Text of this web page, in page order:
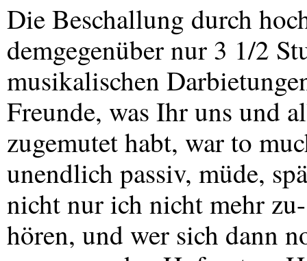
Die Beschallung durch
demgegenüber nur 3 1/2
musikalischen
Freunde, was Ihr uns und
zugemutet habt, war to
unendlich passiv, müde,
nicht nur ich nicht mehr zu-
hören, und wer sich dann